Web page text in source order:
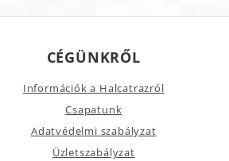
CÉGÜNKRŐL
Információk a Halcatrazról
Csapatunk
Adatvédelmi szabályzat
Üzletszabályzat